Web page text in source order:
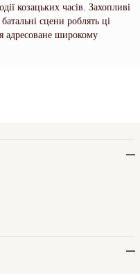
козацьких часів. Захопливі
сцени роблять ці
адресоване широкому